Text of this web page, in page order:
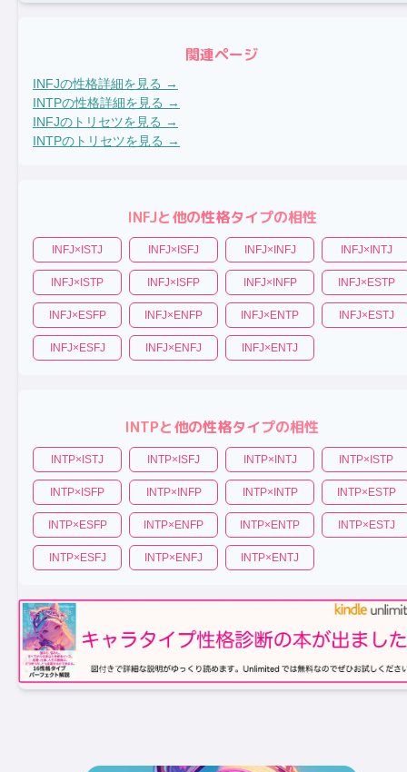
関連ページ
INFJの性格詳細を見る →
INTPの性格詳細を見る →
INFJのトリセツを見る →
INTPのトリセツを見る →
INFJと他の性格タイプの相性
INFJ× ISTJ INFJ× ISFJ INFJ× INFJ INFJ× INTJ
INFJ× ISTP INFJ× ISFP INFJ× INFP INFJ× ESTP
INFJ× ESFP INFJ× ENFP INFJ× ENTP INFJ× ESTJ
INFJ× ESFJ INFJ× ENFJ INFJ× ENTJ
INTPと他の性格タイプの相性
INTP× ISTJ INTP× ISFJ INTP× INTJ INTP× ISTP
INTP× ISFP INTP× INFP INTP× INTP INTP× ESTP
INTP× ESFP INTP× ENFP INTP× ENTP INTP× ESTJ
INTP× ESFJ INTP× ENFJ INTP× ENTJ